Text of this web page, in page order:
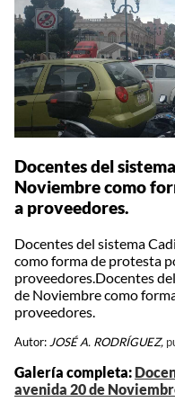
Docentes del
Noviembre como
a proveedores.
Docentes del sistema
como forma de protesta
proveedores.Docentes
de Noviembre como
proveedores.
Autor: JOSÉ A. RODRÍGUEZ,
Galería completa:
avenida 20 de